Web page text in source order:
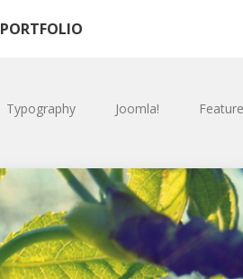
PORTFOLIO
Typography Joomla!